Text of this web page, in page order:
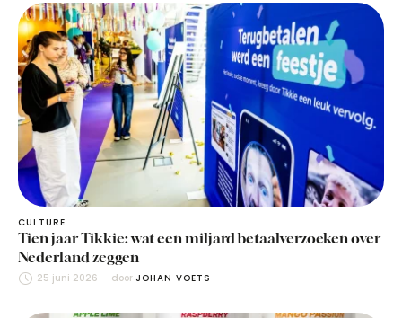
CULTURE
Tien jaar Tikkie: wat een miljard betaalverzoeken over
Nederland zeggen
25 juni 2026 door JOHAN VOETS